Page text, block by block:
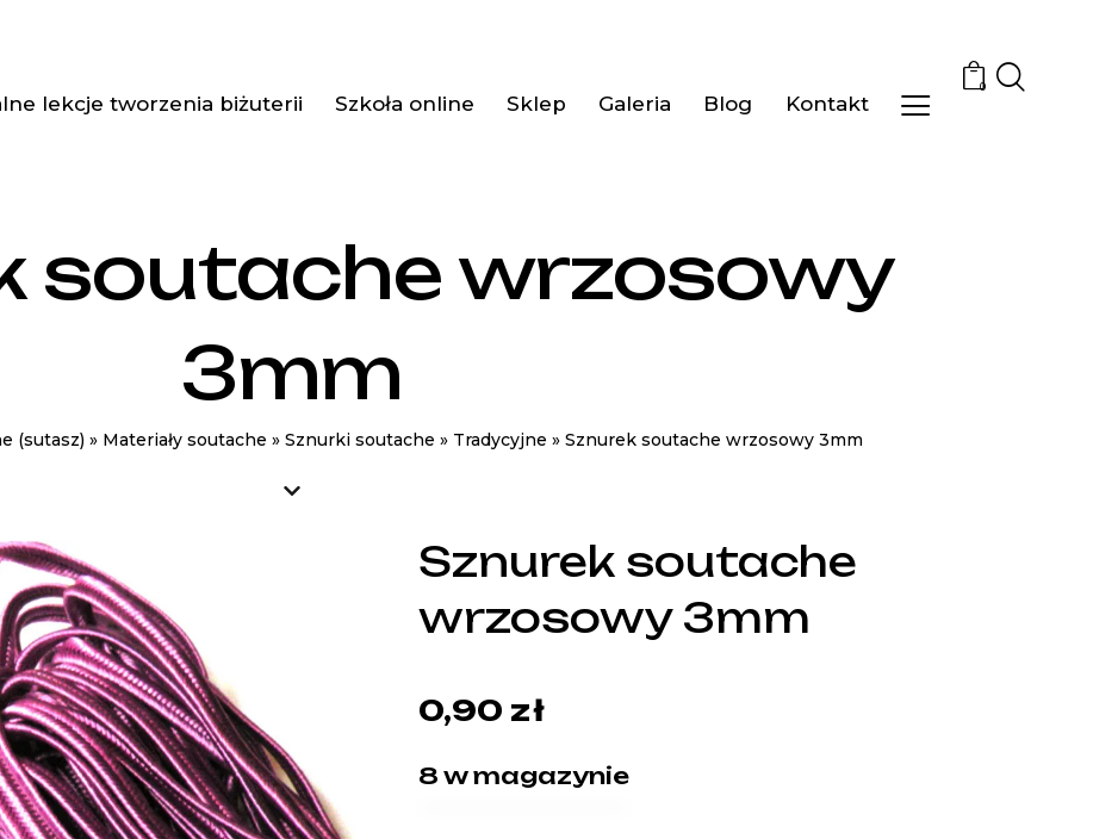
lekcje tworzenia biżuterii Szkoła online Sklep Galeria Blog Kontakt
0
soutache wrzosowy
3mm
(sutasz) » Materiały soutache » Sznurki soutache » Tradycyjne » Sznurek soutache wrzosowy 3mm
Sznurek soutache
wrzosowy 3mm
0,90 zł
8 w magazynie